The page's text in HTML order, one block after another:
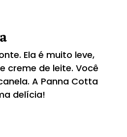
Ela é muito leve,
creme de leite. Você
A Panna Cotta
delícia!